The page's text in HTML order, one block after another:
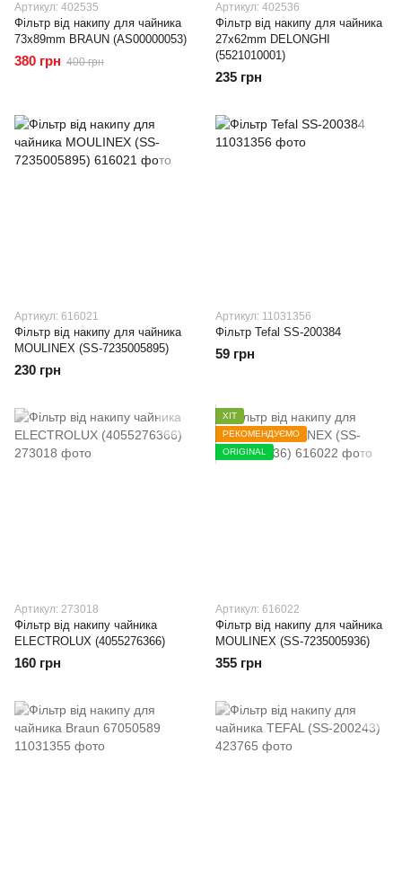
Артикул: 402535
Фільтр від накипу для чайника
73x89mm BRAUN (AS00000053)
380 грн 400 грн
Артикул: 402536
Фільтр від накипу для чайника
27x62mm DELONGHI
(5521010001)
235 грн
Артикул: 616021
Фільтр від накипу для чайника
MOULINEX (SS-7235005895)
230 грн
Артикул: 11031356
Фiльтр Tefal SS-200384
59 грн
Артикул: 273018
Фільтр від накипу чайника
ELECTROLUX (4055276366)
160 грн
ХІТ
РЕКОМЕНДУЄМО
ORIGINAL
Артикул: 616022
Фільтр від накипу для чайника
MOULINEX (SS-7235005936)
355 грн